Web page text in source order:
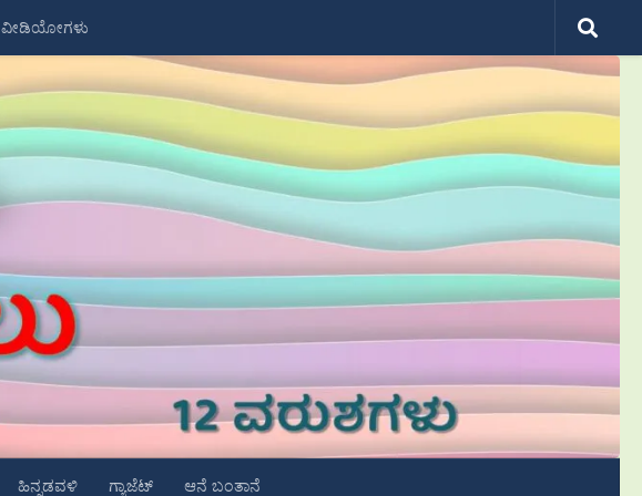
ವೀಡಿಯೋಗಳು
ಹಿನ್ನಡವಳಿ ಗ್ಯಾಜೆಟ್ ಆನೆ ಬಂತಾನೆ